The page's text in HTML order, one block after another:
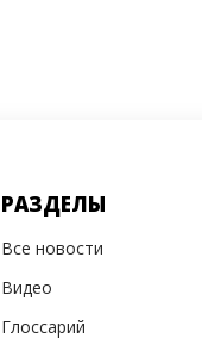
РАЗДЕЛЫ
Все новости
Видео
Глоссарий